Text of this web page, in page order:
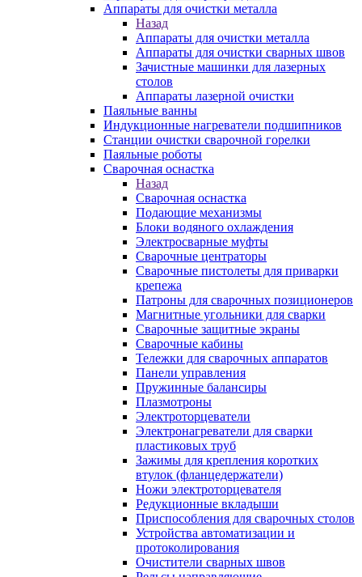
Аппараты для очистки металла
Назад
Аппараты для очистки металла
Аппараты для очистки сварных швов
Зачистные машинки для лазерных
столов
Аппараты лазерной очистки
Паяльные ванны
Индукционные нагреватели подшипников
Станции очистки сварочной горелки
Паяльные роботы
Сварочная оснастка
Назад
Сварочная оснастка
Подающие механизмы
Блоки водяного охлаждения
Электросварные муфты
Сварочные центраторы
Сварочные пистолеты для приварки
крепежа
Патроны для сварочных позиционеров
Магнитные угольники для сварки
Сварочные защитные экраны
Сварочные кабины
Тележки для сварочных аппаратов
Панели управления
Пружинные балансиры
Плазмотроны
Электроторцеватели
Электронагреватели для сварки
пластиковых труб
Зажимы для крепления коротких
втулок (фланцедержатели)
Ножи электроторцевателя
Редукционные вкладыши
Приспособления для сварочных столов
Устройства автоматизации и
протоколирования
Очистители сварных швов